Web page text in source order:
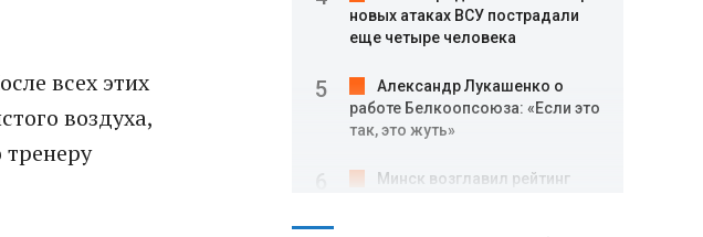
всех этих
воздуха,
новых атаках ВСУ пострадали
еще четыре человека
Александр Лукашенко о
работе Белкоопсоюза: «Если это
так, это жуть»
Минск возглавил рейтинг